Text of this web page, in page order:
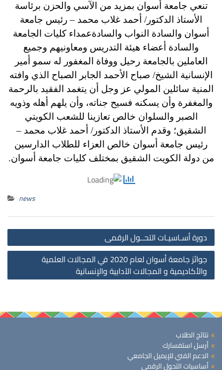
تنعي جامعة أسوان بمزيد من الآسي والحزن برئاسة
الأستاذ الدكتور/ أحمد غلاب محمد – رئيس جامعة
أسوان والسادة النواب والسادةعمداء كليات الجامعة
والسادة أعضاء هيئة التدريس ومعاونيهم وجميع
العاملين بالجامعة رحيل ووفاة المغفور له سمو أمير
الإنسانية الشيخ/ صباح الأحمد الجابر الصباح الذي وافته
المنية سائلين المولي عز وجل أن يتغمد الفقيد بالرحمة
والمغفرة وأن يسكنه فسيح جناته، وأن يلهم أهله وذويه
الصبر والسلوان خالص تعازينا للشعب الكويتي
الشقيق؛ وقدم الأستاذ الدكتور/ أحمد غلاب محمد –
رئيس جامعة أسوان خالص العزاء للطلاب الدارسين
من دولة الكويت الشقيق بمختلف كليات جامعة أسوان.
news
دورة أسـاسيـات التحــول الرقمى
جوائز جامعة أسوان لعام 2020 في المجالات العلمية
والأكاديمية و المجالات الآدابية والإنسانية
نتائج الطلاب
أرسل استفسارك
الدعم الفني للإيميل الجامعي
أساسيات التحول الرقمي